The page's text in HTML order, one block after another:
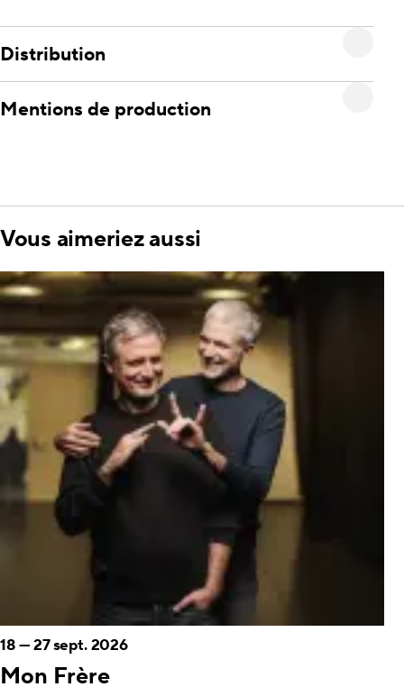
Distribution
Mentions de production
Vous aimeriez aussi
Mon Frère
18—27 sept. 2026